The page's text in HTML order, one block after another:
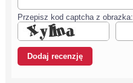
Przepisz kod captcha z obrazka: